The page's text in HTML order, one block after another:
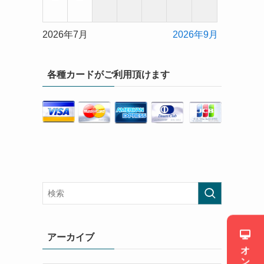
2026年7月 2026年9月
各種カードがご利用頂けます
アーカイブ